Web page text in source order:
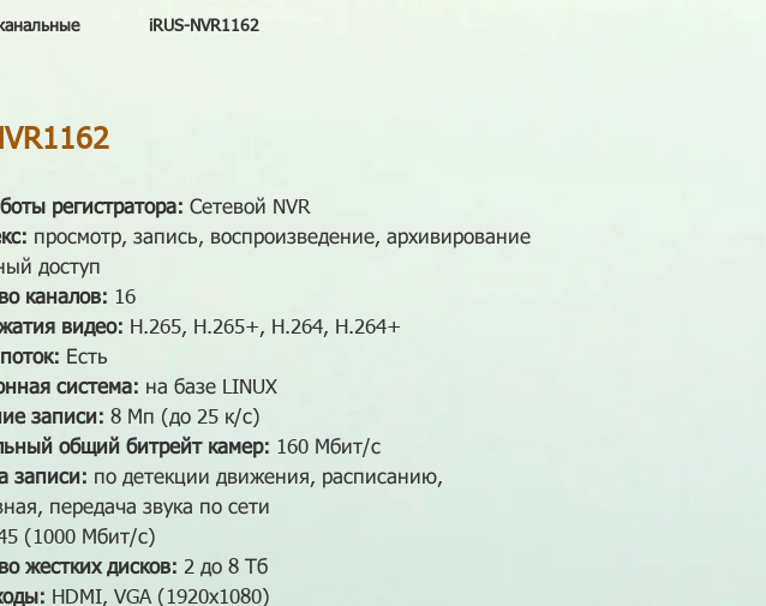
iRUS-NVR1162
регистратора: Сетевой NVR
просмотр, запись, воспроизведение, архивирование
доступ
каналов: 16
видео: H.265, H.265+, H.264, H.264+
Есть
система: на базе LINUX
записи: 8 Мп (до 25 к/с)
общий битрейт камер: 160 Мбит/с
записи: по детекции движения, расписанию,
передача звука по сети
(1000 Мбит/с)
жестких дисков: 2 до 8 Тб
HDMI, VGA (1920х1080)